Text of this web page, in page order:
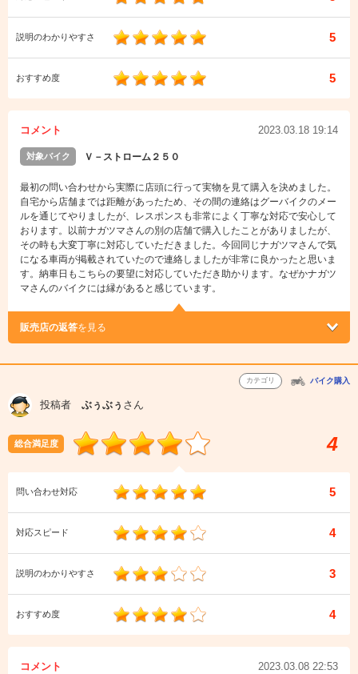
説明のわかりやすさ 5
おすすめ度 5
コメント 2023.03.18 19:14
対象バイク Ｖ－ストローム２５０
最初の問い合わせから実際に店頭に行って実物を見て購入を決めました。
自宅から店舗までは距離があったため、その間の連絡はグーバイクのメー
ルを通じてやりましたが、レスポンスも非常によく丁寧な対応で安心して
おります。以前ナガツマさんの別の店舗で購入したことがありましたが、
その時も大変丁寧に対応していただきました。今回同じナガツマさんで気
になる車両が掲載されていたので連絡しましたが非常に良かったと思いま
す。納車日もこちらの要望に対応していただき助かります。なぜかナガツ
マさんのバイクには縁があると感じています。
販売店の返答を見る
カテゴリ バイク購入
投稿者 ぶぅぶぅ さん
総合満足度 4
問い合わせ対応 5
対応スピード 4
説明のわかりやすさ 3
おすすめ度 4
コメント 2023.03.08 22:53